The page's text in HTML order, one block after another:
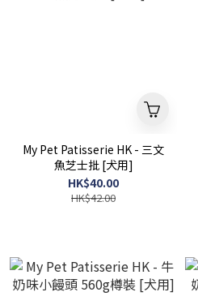
My Pet Patisserie HK - 三文
魚芝士批 [犬用]
HK$40.00
HK$42.00